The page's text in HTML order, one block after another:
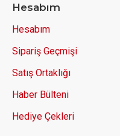
Hesabım
Hesabım
Sipariş Geçmişi
Satış Ortaklığı
Haber Bülteni
Hediye Çekleri